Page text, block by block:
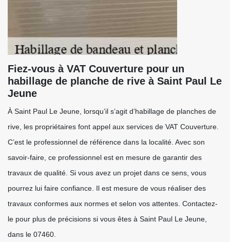
Fiez-vous à VAT Couverture pour un
habillage de planche de rive à Saint Paul Le
Jeune
À Saint Paul Le Jeune, lorsqu’il s’agit d’habillage de planches de
rive, les propriétaires font appel aux services de VAT Couverture.
C’est le professionnel de référence dans la localité. Avec son
savoir-faire, ce professionnel est en mesure de garantir des
travaux de qualité. Si vous avez un projet dans ce sens, vous
pourrez lui faire confiance. Il est mesure de vous réaliser des
travaux conformes aux normes et selon vos attentes. Contactez-
le pour plus de précisions si vous êtes à Saint Paul Le Jeune,
dans le 07460.